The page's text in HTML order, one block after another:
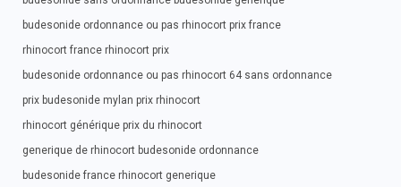
budesonide ordonnance ou pas rhinocort prix france
rhinocort france rhinocort prix
budesonide ordonnance ou pas rhinocort 64 sans ordonnance
prix budesonide mylan prix rhinocort
rhinocort générique prix du rhinocort
generique de rhinocort budesonide ordonnance
budesonide france rhinocort generique